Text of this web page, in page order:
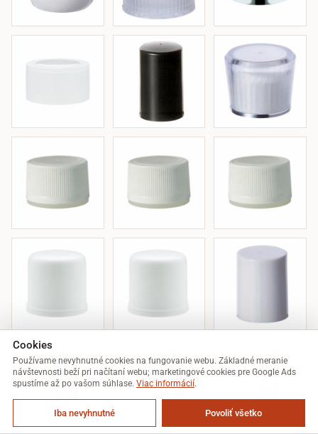
Cookies
Používame nevyhnutné cookies na fungovanie webu. Základné meranie
návštevnosti beží pri načítaní webu; marketingové cookies pre Google Ads
spustíme až po vašom súhlase. Viac informácií.
Iba nevyhnutné Povoliť všetko